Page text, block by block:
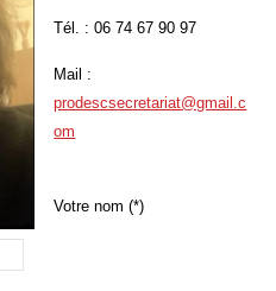
Tél. : 06 74 67 90 97
Mail :
prodescsecretariat@gmail.c
om
Votre nom (*)